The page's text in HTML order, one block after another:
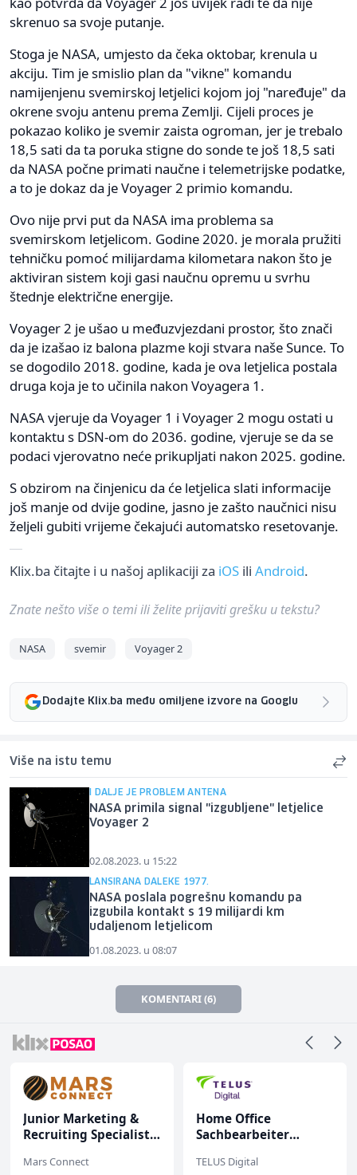
skrenuo sa svoje putanje.
Stoga je NASA, umjesto da čeka oktobar, krenula u
akciju. Tim je smislio plan da "vikne" komandu
namijenjenu svemirskoj letjelici kojom joj "naređuje" da
okrene svoju antenu prema Zemlji. Cijeli proces je
pokazao koliko je svemir zaista ogroman, jer je trebalo
18,5 sati da ta poruka stigne do sonde te još 18,5 sati
da NASA počne primati naučne i telemetrijske podatke,
a to je dokaz da je Voyager 2 primio komandu.
Ovo nije prvi put da NASA ima problema sa
svemirskom letjelicom. Godine 2020. je morala pružiti
tehničku pomoć milijardama kilometara nakon što je
aktiviran sistem koji gasi naučnu opremu u svrhu
štednje električne energije.
Voyager 2 je ušao u međuzvjezdani prostor, što znači
da je izašao iz balona plazme koji stvara naše Sunce. To
se dogodilo 2018. godine, kada je ova letjelica postala
druga koja je to učinila nakon Voyagera 1.
NASA vjeruje da Voyager 1 i Voyager 2 mogu ostati u
kontaktu s DSN-om do 2036. godine, vjeruje se da se
podaci vjerovatno neće prikupljati nakon 2025. godine.
S obzirom na činjenicu da će letjelica slati informacije
još manje od dvije godine, jasno je zašto naučnici nisu
željeli gubiti vrijeme čekajući automatsko resetovanje.
Klix.ba čitajte i u našoj aplikaciji za iOS ili Android.
Znate nešto više o temi ili želite prijaviti grešku u tekstu?
NASA svemir Voyager 2
Dodajte Klix.ba među omiljene izvore na Googlu
Više na istu temu
I DALJE JE PROBLEM ANTENA
NASA primila signal "izgubljene" letjelice
Voyager 2
02.08.2023. u 15:22
LANSIRANA DALEKE 1977.
NASA poslala pogrešnu komandu pa
izgubila kontakt s 19 milijardi km
udaljenom letjelicom
01.08.2023. u 08:07
KOMENTARI (6)
Junior Marketing &
Recruiting Specialist
Mars Connect
Home Office
Sachbearbeiter
bekannten deutschen
TELUS Digital